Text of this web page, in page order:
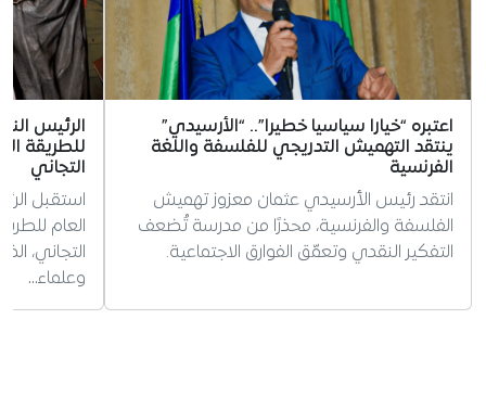
اعتبره “خيارا سياسيا خطيرا”.. “الأرسيدي”
ينتقد التهميش التدريجي للفلسفة واللغة
الفرنسية
انتقد رئيس الأرسيدي عثمان معزوز تهميش
الفلسفة والفرنسية، محذرًا من مدرسة تُضعف
التفكير النقدي وتعمّق الفوارق الاجتماعية.
الرئيس
للطريقة
التجاني
استقبل
العام
التجاني،
وعلماء…